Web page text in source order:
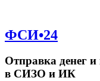
ФСИ•24
Отправка денег
в СИЗО и ИК